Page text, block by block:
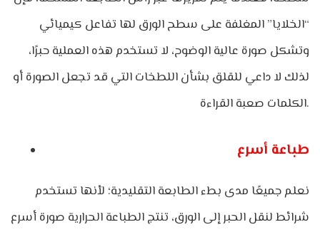
“الخلايا” المغلفة على سطح الورق لها تفاعل كيميائي
وتشكل صورة عالية الوضوح، لا تستخدم هذه العملية حبرًا،
لذلك لا داعي للقلق بشأن اللطخات التي قد تجعل الصورة أو
الكلمات صعبة القراءة.
طباعة أسرع
نعلم جميعًا مدى بطء الطابعة التقليدية؛ لأنها تستخدم
شرائط لنقل الحبر إلى الورق، تنتج الطباعة الحرارية صورة أسرع